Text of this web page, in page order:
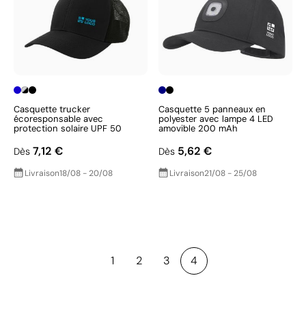
Casquette trucker
écoresponsable avec
protection solaire UPF 50
Dès 7,12 €
Livraison18/08 - 20/08
Casquette 5 panneaux en
polyester avec lampe 4 LED
amovible 200 mAh
Dès 5,62 €
Livraison21/08 - 25/08
1 2 3 4